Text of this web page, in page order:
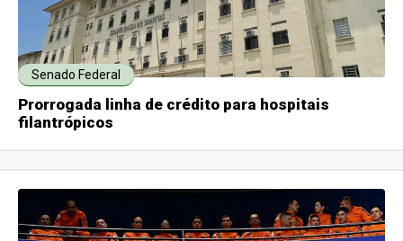
Senado Federal
Prorrogada linha de crédito para hospitais
filantrópicos